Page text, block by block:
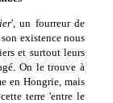
', un fourreur de
existence nous
et surtout leurs
On le trouve à
en Hongrie, mais
terre 'entre le